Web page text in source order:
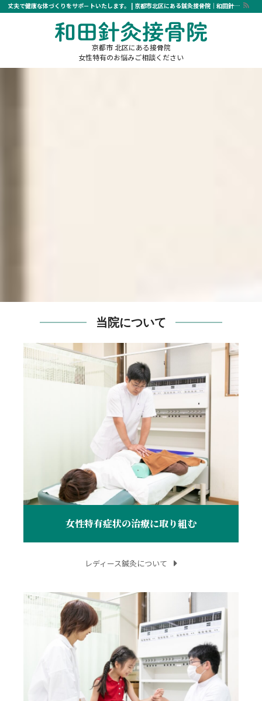
丈夫で健康な体づくりをサポ－トいたします。 | 京都市北区にある鍼灸接骨院｜和田針灸接骨院
京都市 北区にある接骨院
女性特有のお悩みご相談ください
当院について
女性特有症状の治療に取り組む
レディース鍼灸について